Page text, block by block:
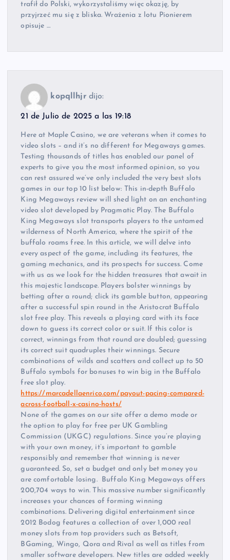
trafił do Polski, wykorzystaliśmy więc okazję, by
przyjrzeć mu się z bliska. Wrażenia z lotu Pionierem
opisuje …
kopqllhjr dijo:
21 de Julio de 2025 a las 19:18
Here at Maple Casino, we are veterans when it comes to
video slots – and it’s no different for Megaways games.
Testing thousands of titles has enabled our panel of
experts to give you the most informed opinion, so you
can rest assured we’ve only included the very best slots
games in our top 10 list below: This in-depth Buffalo
King Megaways review will shed light on an enchanting
video slot developed by Pragmatic Play. The Buffalo
King Megaways slot transports players to the untamed
wilderness of North America, where the spirit of the
buffalo roams free. In this article, we will delve into
every aspect of the game, including its features, the
gaming mechanics, and its prospects for success. Come
with us as we look for the hidden treasures that await in
this majestic landscape. Players bolster winnings by
betting after a round; click its gamble button, appearing
after a successful spin round in the Aristocrat Buffalo
slot free play. This reveals a playing card with its face
down to guess its correct color or suit. If this color is
correct, winnings from that round are doubled; guessing
its correct suit quadruples their winnings. Secure
combinations of wilds and scatters and collect up to 50
Buffalo symbols for bonuses to win big in the Buffalo
free slot play.
https://marcadellaenrico.com/payout-pacing-compared-
across-football-x-casino-hosts/
None of the games on our site offer a demo mode or
the option to play for free per UK Gambling
Commission (UKGC) regulations. Since you’re playing
with your own money, it’s important to gamble
responsibly and remember that winning is never
guaranteed. So, set a budget and only bet money you
are comfortable losing. Buffalo King Megaways offers
200,704 ways to win. This massive number significantly
increases your chances of forming winning
combinations. Delivering digital entertainment since
2012 Bodog features a collection of over 1,000 real
money slots from top providers such as Betsoft,
BGaming, Wingo, Qora and Rival as well as titles from
smaller software developers. New titles are added weekly